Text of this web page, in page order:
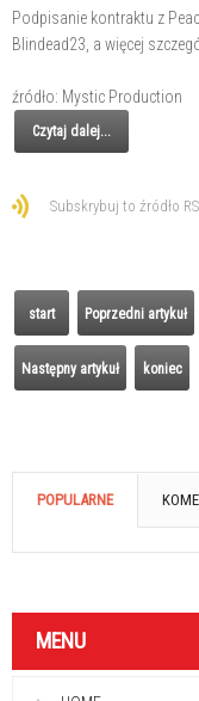
Podpisanie kontraktu z
Blindead23, a więcej
źródło: Mystic Production
Czytaj dalej...
Subskrybuj to źródło
start Poprzedni artykuł
Następny artykuł koniec
POPULARNE
MENU